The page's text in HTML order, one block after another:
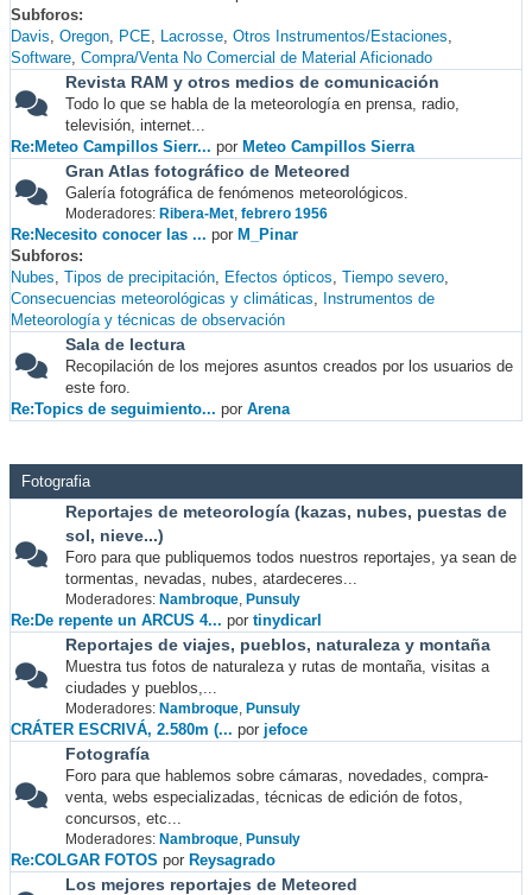
Subforos
Davis Oregon PCE Lacrosse Otros Instrumentos/Estaciones
Software Compra/Venta No Comercial de Material Aficionado
Revista RAM y otros medios de comunicación
Todo lo que se habla de la meteorología en prensa, radio,
televisión, internet...
Re:Meteo Campillos Sierr... por Meteo Campillos Sierra
Gran Atlas fotográfico de Meteored
Galería fotográfica de fenómenos meteorológicos.
Moderadores: Ribera-Met, febrero 1956
Re:Necesito conocer las ... por M_Pinar
Subforos
Nubes Tipos de precipitación Efectos ópticos Tiempo severo
Consecuencias meteorológicas y climáticas
Instrumentos de
Meteorología y técnicas de observación
Sala de lectura
Recopilación de los mejores asuntos creados por los usuarios de
este foro.
Re:Topics de seguimiento... por Arena
Fotografia
Reportajes de meteorología (kazas, nubes, puestas de
sol, nieve...)
Foro para que publiquemos todos nuestros reportajes, ya sean de
tormentas, nevadas, nubes, atardeceres...
Moderadores: Nambroque, Punsuly
Re:De repente un ARCUS 4... por tinydicarl
Reportajes de viajes, pueblos, naturaleza y montaña
Muestra tus fotos de naturaleza y rutas de montaña, visitas a
ciudades y pueblos,...
Moderadores: Nambroque, Punsuly
CRÁTER ESCRIVÁ, 2.580m (... por jefoce
Fotografía
Foro para que hablemos sobre cámaras, novedades, compra-
venta, webs especializadas, técnicas de edición de fotos,
concursos, etc...
Moderadores: Nambroque, Punsuly
Re:COLGAR FOTOS por Reysagrado
Los mejores reportajes de Meteored